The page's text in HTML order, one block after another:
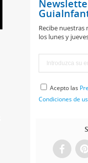
Recibe
los lunes y
Acepto las
Condiciones de